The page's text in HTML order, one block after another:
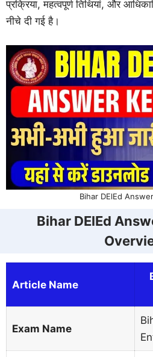
प्रक्रिया, महत्वपूर्ण तिथियां, और
नीचे दी गई है।
Bihar DElEd
Bihar DElEd
Article Name
Exam Name